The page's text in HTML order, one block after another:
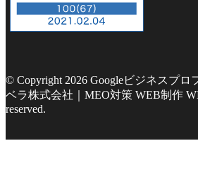
© Copyright 2026 Googleビジネスプロ
ベラ株式会社｜MEO対策 WEB制作
reserved.